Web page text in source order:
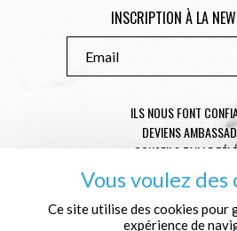
INSCRIPTION À LA
ILS NOUS FONT
DEVIENS
CONSEILS TAILLE
CONDITIONS
MENTIONS
POLITIQUE DE
Vous voulez des
Ce site utilise des cookies pour
expérience de